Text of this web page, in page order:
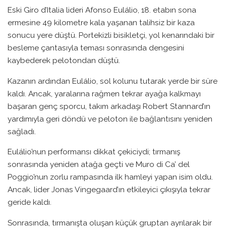
Eski Giro d’Italia lideri Afonso Eulálio, 18. etabın sona
ermesine 49 kilometre kala yaşanan talihsiz bir kaza
sonucu yere düştü. Portekizli bisikletçi, yol kenarındaki bir
besleme çantasıyla teması sonrasında dengesini
kaybederek pelotondan düştü.
Kazanın ardından Eulálio, sol kolunu tutarak yerde bir süre
kaldı. Ancak, yaralarına rağmen tekrar ayağa kalkmayı
başaran genç sporcu, takım arkadaşı Robert Stannard’ın
yardımıyla geri döndü ve peloton ile bağlantısını yeniden
sağladı.
Eulálio’nun performansı dikkat çekiciydi; tırmanış
sonrasında yeniden atağa geçti ve Muro di Ca’ del
Poggio’nun zorlu rampasında ilk hamleyi yapan isim oldu.
Ancak, lider Jonas Vingegaard’ın etkileyici çıkışıyla tekrar
geride kaldı.
Sonrasında, tırmanışta oluşan küçük gruptan ayrılarak bir